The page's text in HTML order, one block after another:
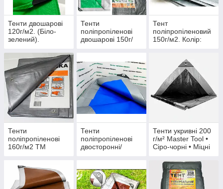
Тенти двошарові
120г/м2. (Біло-
зелений).
Тенти
поліпропіленові
двошарові 150г/
Повний розмір.
Чітка вага.
Тент
поліпропіленовий
150г/м2. Колір:
Тенти
поліпропіленові
160г/м2 ТМ
MOCNA.
Тенти
поліпропіленові
двосторонні/
(Колір срібло/
синій).
Тенти укривні 200
г/м² Master Tool •
Сіро-чорні • Міцні
полотна